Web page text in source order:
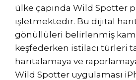
ülke çapında Wild Spotter
işletmektedir. Bu dijital
gönüllüleri belirlenmiş
keşfederken istilacı türleri
haritalamaya ve
Wild Spotter uygulaması